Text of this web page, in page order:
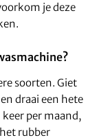
je deze
soorten. Giet
draai een hete
per maand,
rubber